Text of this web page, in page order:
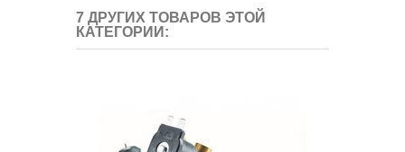
7 ДРУГИХ ТОВАРОВ ЭТОЙ
КАТЕГОРИИ: